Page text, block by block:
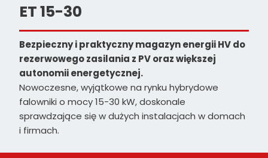
ET 15-30
Bezpieczny i praktyczny magazyn energii HV do
rezerwowego zasilania z PV oraz większej
autonomii energetycznej.
Nowoczesne, wyjątkowe na rynku hybrydowe
falowniki o mocy 15-30 kW, doskonale
sprawdzające się w dużych instalacjach w domach
i firmach.